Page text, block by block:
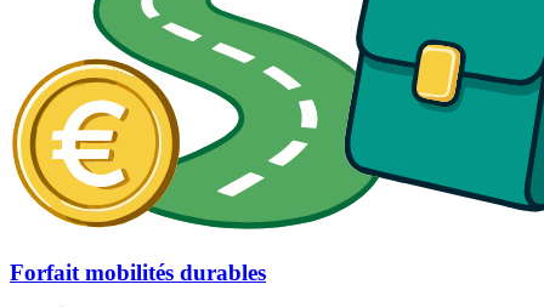
Forfait mobilités durables